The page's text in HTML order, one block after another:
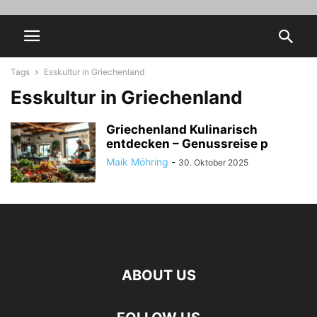
Tags Esskultur in Griechenland
Esskultur in Griechenland
Griechenland Kulinarisch
entdecken – Genussreise p
Maik Möhring - 30. Oktober 2025
ABOUT US